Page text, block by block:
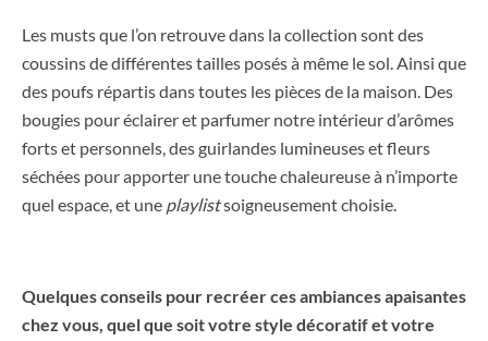
Les musts que l’on retrouve dans la collection sont des
coussins de différentes tailles posés à même le sol. Ainsi que
des poufs répartis dans toutes les pièces de la maison. Des
bougies pour éclairer et parfumer notre intérieur d’arômes
forts et personnels, des guirlandes lumineuses et fleurs
séchées pour apporter une touche chaleureuse à n’importe
quel espace, et une playlistsoigneusement choisie.
Quelques conseils pour recréer ces ambiances apaisantes
chez vous, quel que soit votre style décoratif et votre